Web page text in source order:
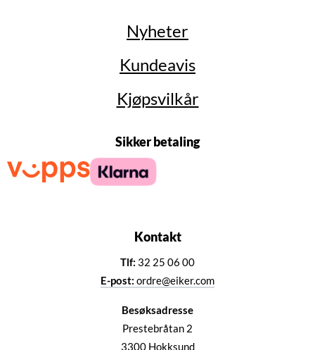
Nyheter
Kundeavis
Kjøpsvilkår
Sikker betaling
Kontakt
Tlf: 32 25 06 00
E-post: ordre@eiker.com
Besøksadresse
Prestebråtan 2
3300 Hokksund